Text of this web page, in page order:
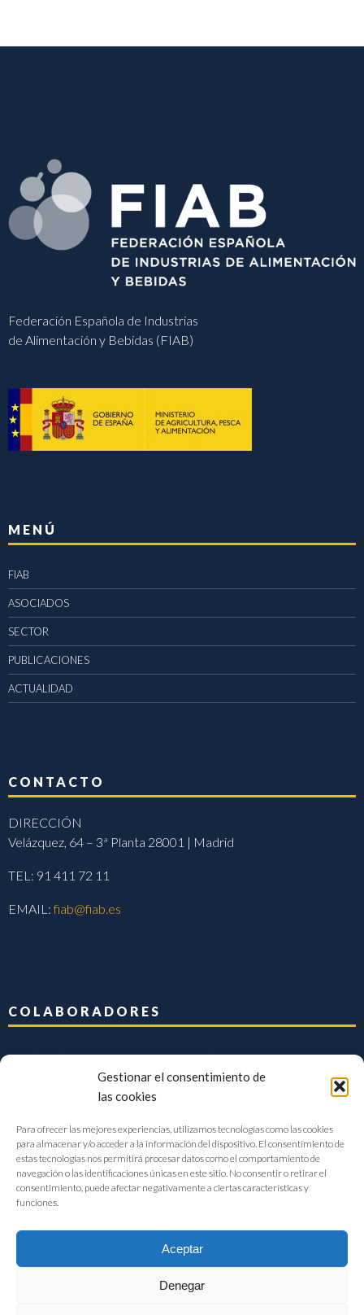
Gestionar el consentimiento de
las cookies
Para ofrecer las mejores experiencias, utilizamos tecnologías como las cookies
para almacenar y/o acceder a la información del dispositivo. El consentimiento de
estas tecnologías nos permitirá procesar datos como el comportamiento de
navegación o las identificaciones únicas en este sitio. No consentir o retirar el
consentimiento, puede afectar negativamente a ciertas características y
funciones.
Aceptar
Denegar
Federación Española de Industrias
de Alimentación y Bebidas (FIAB)
MENÚ
FIAB
ASOCIADOS
SECTOR
PUBLICACIONES
ACTUALIDAD
CONTACTO
DIRECCIÓN
Velázquez, 64 – 3ª Planta 28001 | Madrid
TEL: 91 411 72 11
EMAIL:fiab@fiab.es
COLABORADORES